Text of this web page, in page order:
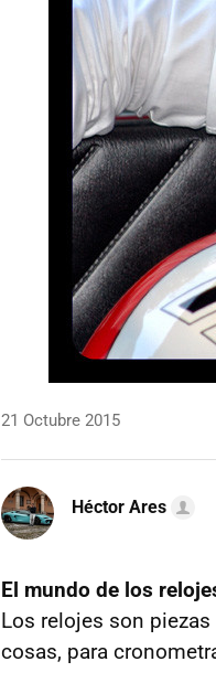
21 Octubre 2015
Héctor Ares
El mundo de los
Los relojes son
cosas, para